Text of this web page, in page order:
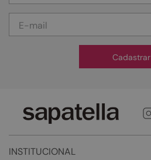
Cadastrar
INSTITUCIONAL